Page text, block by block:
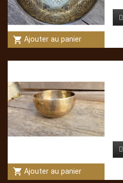
shopping_cart Ajouter au panier
shopping_cart Ajouter au panier